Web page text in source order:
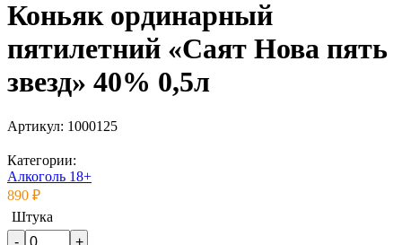
Коньяк ординарный
пятилетний «Саят Нова пять
звезд» 40% 0,5л
Артикул: 1000125
Категории:
Алкоголь 18+
890 ₽
Штука